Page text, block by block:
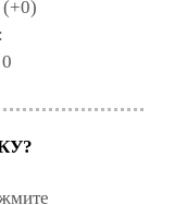
(+0)
0